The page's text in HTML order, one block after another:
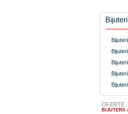
OFERTE
BIJUTERII